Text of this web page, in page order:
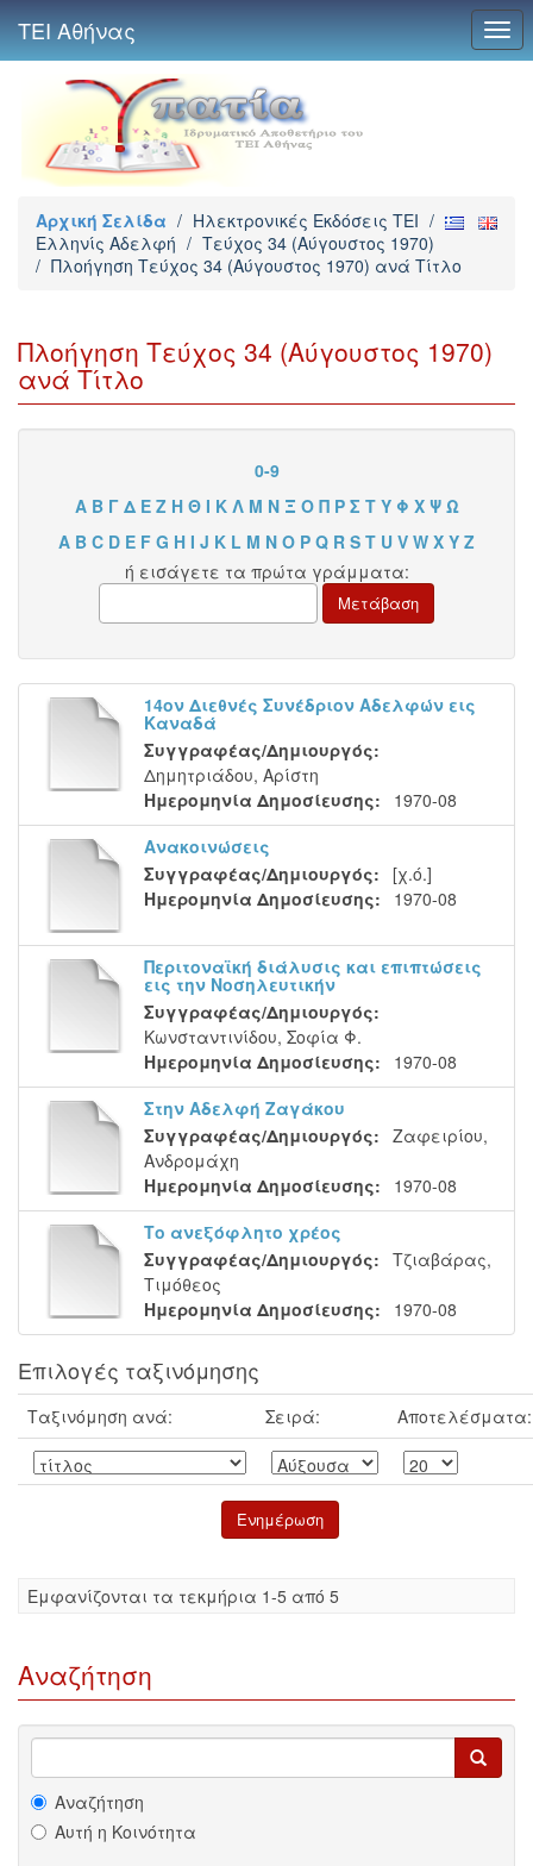
ΤΕΙ Αθήνας
Αρχική Σελίδα / Ηλεκτρονικές Εκδόσεις TEI /
Ελληνίς Αδελφή / Τεύχος 34 (Αύγουστος 1970)
/ Πλοήγηση Τεύχος 34 (Αύγουστος 1970) ανά Τίτλο
Πλοήγηση Τεύχος 34 (Αύγουστος 1970)
ανά Τίτλο
0-9
Α Β Γ Δ Ε Ζ Η Θ Ι Κ Λ Μ Ν Ξ Ο Π Ρ Σ Τ Υ Φ Χ Ψ Ω
A B C D E F G H I J K L M N O P Q R S T U V W X Y Z
ή εισάγετε τα πρώτα γράμματα:
14ον Διεθνές Συνέδριον Αδελφών εις
Καναδά
Συγγραφέας/Δημιουργός:
Δημητριάδου, Αρίστη
Ημερομηνία Δημοσίευσης:
1970-08
Ανακοινώσεις
Συγγραφέας/Δημιουργός:
[χ.ό.]
Ημερομηνία Δημοσίευσης:
1970-08
Περιτοναϊκή διάλυσις και επιπτώσεις
εις την Νοσηλευτικήν
Συγγραφέας/Δημιουργός:
Κωνσταντινίδου, Σοφία Φ.
Ημερομηνία Δημοσίευσης:
1970-08
Στην Αδελφή Ζαγάκου
Συγγραφέας/Δημιουργός: Ζαφειρίου,
Ανδρομάχη
Ημερομηνία Δημοσίευσης:
1970-08
Το ανεξόφλητο χρέος
Συγγραφέας/Δημιουργός: Τζιαβάρας,
Τιμόθεος
Ημερομηνία Δημοσίευσης:
1970-08
Επιλογές ταξινόμησης
Ταξινόμηση ανά: Σειρά: Αποτελέσματα:
Eμφανίζονται τα τεκμήρια 1-5 από 5
Αναζήτηση
Αναζήτηση
Αυτή η Κοινότητα